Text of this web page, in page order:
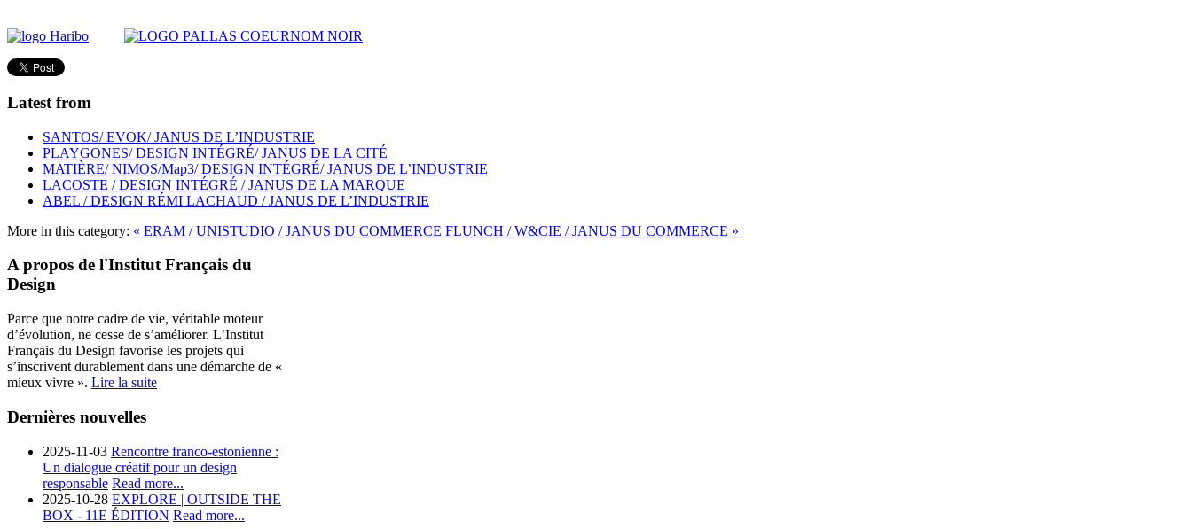
Latest from
SANTOS/ EVOK/ JANUS DE L’INDUSTRIE
PLAYGONES/ DESIGN INTÉGRÉ/ JANUS DE LA CITÉ
MATIÈRE/ NIMOS/Map3/ DESIGN INTÉGRÉ/ JANUS DE L’INDUSTRIE
LACOSTE / DESIGN INTÉGRÉ / JANUS DE LA MARQUE
ABEL / DESIGN RÉMI LACHAUD / JANUS DE L’INDUSTRIE
More in this category: « ERAM / UNISTUDIO / JANUS DU COMMERCE FLUNCH / W&CIE / JANUS DU COMMERCE »
A propos de l'Institut Français du
Design
Parce que notre cadre de vie, véritable moteur
d’évolution, ne cesse de s’améliorer. L’Institut
Français du Design favorise les projets qui
s’inscrivent durablement dans une démarche de «
mieux vivre ». Lire la suite
Dernières nouvelles
2025-11-03 Rencontre franco-estonienne :
Un dialogue créatif pour un design
responsable Read more...
2025-10-28 EXPLORE | OUTSIDE THE
BOX - 11E ÉDITION Read more...